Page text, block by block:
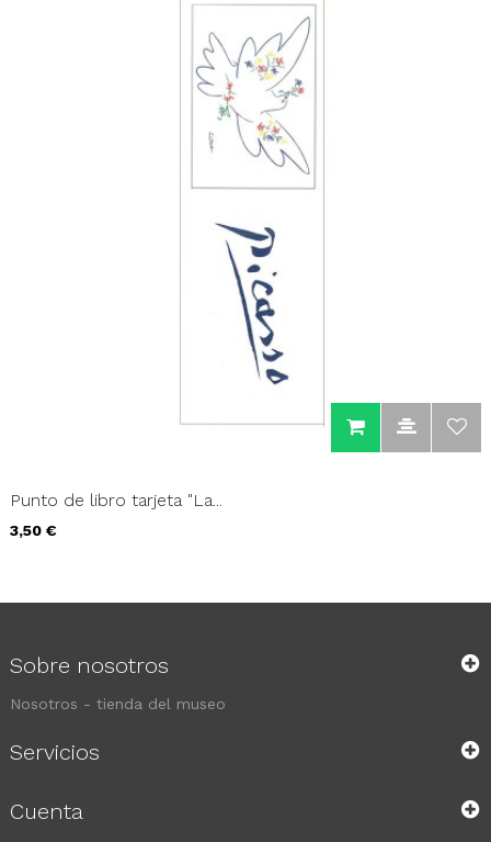
Punto de libro tarjeta "La...
Precio
3,50 €
Sobre nosotros
Nosotros - tienda del museo
Servicios
Cuenta